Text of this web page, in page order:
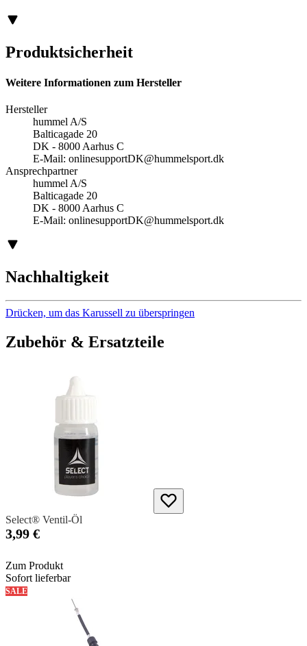
Produktsicherheit
Weitere Informationen zum Hersteller
Hersteller
hummel A/S
Balticagade 20
DK - 8000 Aarhus C
E-Mail: onlinesupportDK@hummelsport.dk
Ansprechpartner
hummel A/S
Balticagade 20
DK - 8000 Aarhus C
E-Mail: onlinesupportDK@hummelsport.dk
Nachhaltigkeit
Drücken, um das Karussell zu überspringen
Zubehör & Ersatzteile
Select® Ventil-Öl
3,99 €
Zum Produkt
Sofort lieferbar
SALE